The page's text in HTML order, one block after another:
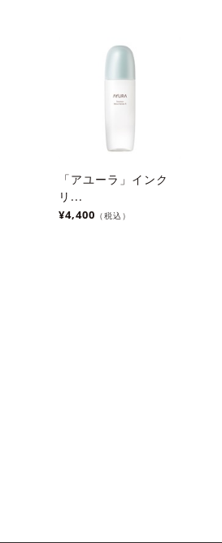
「アユーラ」インク
リ...
¥4,400 （税込）